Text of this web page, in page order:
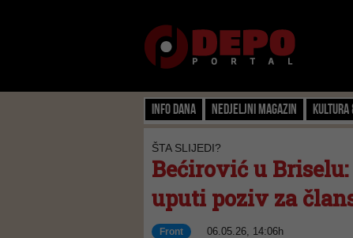
Info dana Nedjeljni magazin Kultura
ŠTA SLIJEDI?
Bećirović u
uputi poziv za
Front 06.05.26, 14:06h